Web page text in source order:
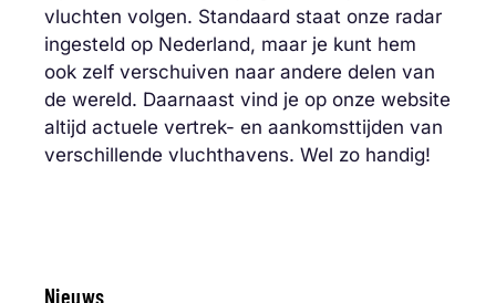
vluchten volgen. Standaard staat onze radar
ingesteld op Nederland, maar je kunt hem
ook zelf verschuiven naar andere delen van
de wereld. Daarnaast vind je op onze website
altijd actuele vertrek- en aankomsttijden van
verschillende vluchthavens. Wel zo handig!
Nieuws